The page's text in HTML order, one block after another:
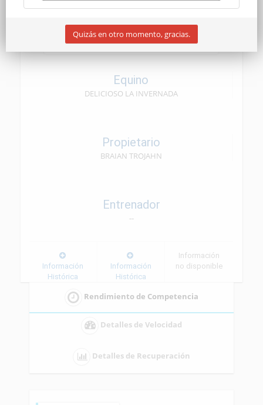
CEN SENIOR
09/05/2026
Equino
DELICIOSO LA INVERNADA
Propietario
BRAIAN TROJAHN
Entrenador
--
Información
Histórica
Información
Histórica
Información
no disponible
Rendimiento de Competencia
Detalles de Velocidad
Detalles de Recuperación
Quizás en otro momento, gracias.